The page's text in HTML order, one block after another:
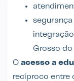
Grosso do
O acesso a
recíproco entre